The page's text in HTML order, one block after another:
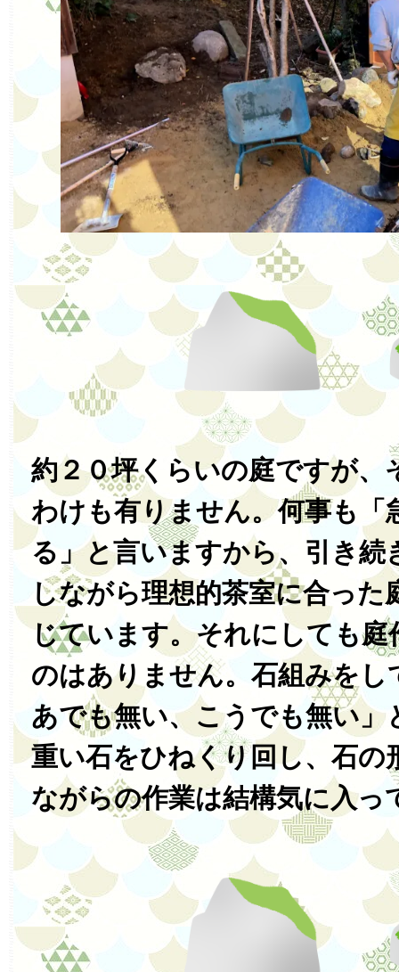
約２０坪くらいの庭ですが、
わけも有りません。何事も「
る」と言いますから、引き続
しながら理想的茶室に合った
じています。それにしても庭
のはありません。石組みをし
あでも無い、こうでも無い」
重い石をひねくり回し、石の
ながらの作業は結構気に入っ